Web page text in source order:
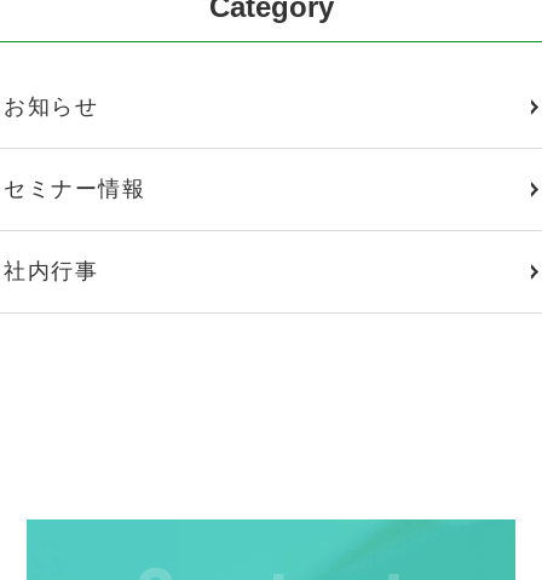
Category
お知らせ
セミナー情報
社内行事